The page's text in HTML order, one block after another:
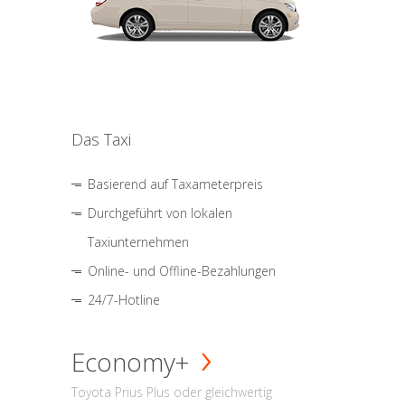
Das Taxi
Basierend auf Taxameterpreis
Durchgeführt von lokalen
Taxiunternehmen
Online- und Offline-Bezahlungen
24/7-Hotline
Economy+
Toyota Prius Plus oder gleichwertig